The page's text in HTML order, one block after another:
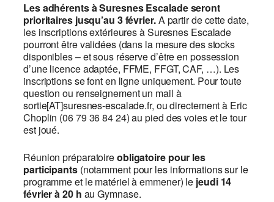
Les adhérents à Suresnes Escalade seront
prioritaires jusqu’au 3 février.A partir de cette date,
les inscriptions extérieures à Suresnes Escalade
pourront être validées (dans la mesure des stocks
disponibles – et sous réserve d’être en possession
d’une licence adaptée, FFME, FFGT, CAF, …). Les
inscriptions se font en ligne uniquement. Pour toute
question ou renseignement un mail à
sortie[AT]suresnes-escalade.fr, ou directement à Eric
Choplin (06 79 36 84 24) au pied des voies et le tour
est joué.
Réunion préparatoireobligatoire pour les
participants(notamment pour les informations sur le
programme et le matériel à emmener) le jeudi 14
février à 20 h au Gymnase.